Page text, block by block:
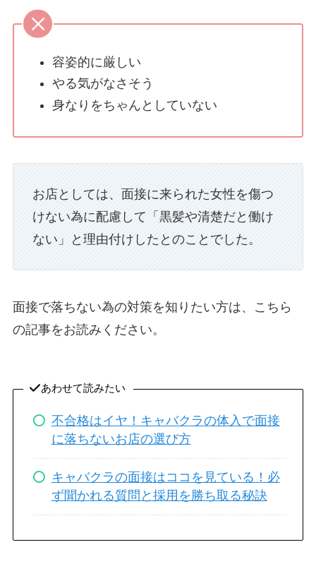
容姿的に厳しい
やる気がなさそう
身なりをちゃんとしていない
お店としては、面接に来られた女性を傷つ
けない為に配慮して「黒髪や清楚だと働け
ない」と理由付けしたとのことでした。
面接で落ちない為の対策を知りたい方は、こちら
の記事をお読みください。
あわせて読みたい
不合格はイヤ！キャバクラの体入で面接
に落ちないお店の選び方
キャバクラの面接はココを見ている！必
ず聞かれる質問と採用を勝ち取る秘訣